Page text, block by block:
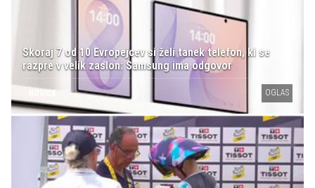
Skoraj 7 od 10 Evropejcev si želi tanek telefon, ki se
razpre v velik zaslon: Samsung ima odgovor
OGLAS